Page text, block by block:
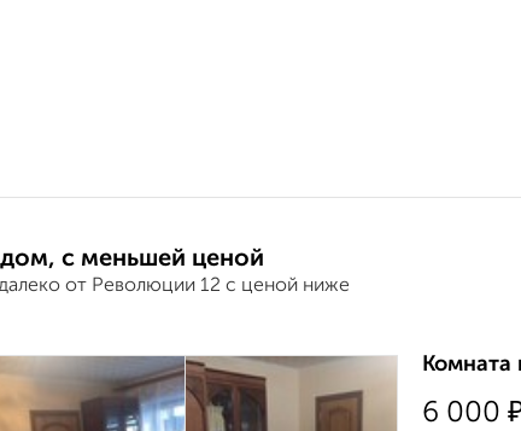
с меньшей ценой
от Революции 12 с ценой ниже
Комната
6 000